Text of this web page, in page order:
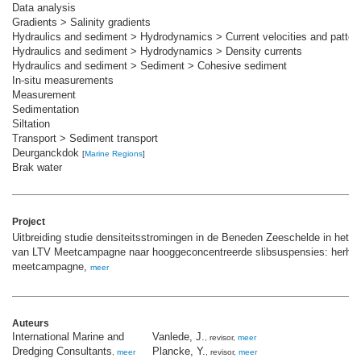
Data analysis
Gradients > Salinity gradients
Hydraulics and sediment > Hydrodynamics > Current velocities and
Hydraulics and sediment > Hydrodynamics > Density currents
Hydraulics and sediment > Sediment > Cohesive sediment
In-situ measurements
Measurement
Sedimentation
Siltation
Transport > Sediment transport
Deurganckdok [Marine Regions]
Brak water
Project
Uitbreiding studie densiteitsstromingen in de Beneden Zeeschelde in het
van LTV Meetcampagne naar hooggeconcentreerde slibsuspensies:
meetcampagne,
meer
Auteurs
International Marine and
Dredging Consultants
meer
Vanlede, J. , revisor, meer
Plancke, Y. , revisor, meer